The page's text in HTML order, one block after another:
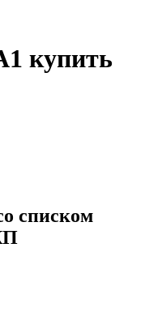
купить
списком